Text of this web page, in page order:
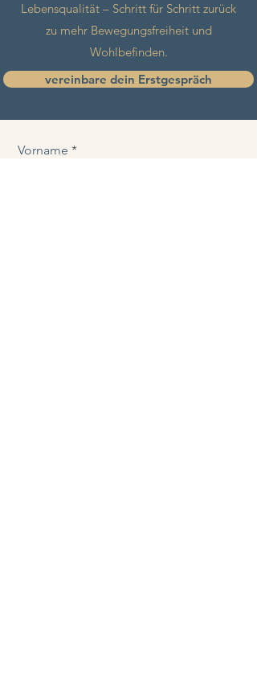
Lebensqualität – Schritt für Schritt zurück
zu mehr Bewegungsfreiheit und
Wohlbefinden.
vereinbare dein Erstgespräch
Vorname